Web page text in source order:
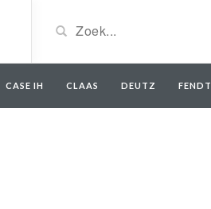
CASE IH CLAAS DEUTZ FENDT